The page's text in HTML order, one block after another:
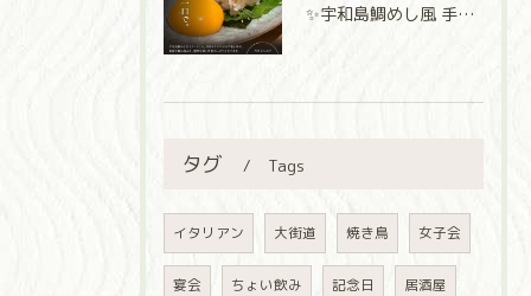
✨宇和島鯛めし風 手巻き寿司✨
タグ Tags
イタリアン 大街道 焼き鳥 女子会
宴会 ちょい飲み 記念日 居酒屋